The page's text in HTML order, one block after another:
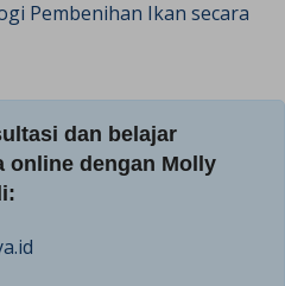
Pembenihan Ikan secara
dan belajar
online dengan Molly